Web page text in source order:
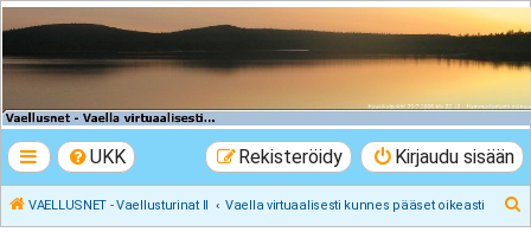
VAELLUSNET -
Vaellusturinat II
UKK Kirjaudu sisään
Rekisteröidy
VAELLUSNET - Vaellusturinat II Vaella virtuaalisesti kunnes pääset oikeasti